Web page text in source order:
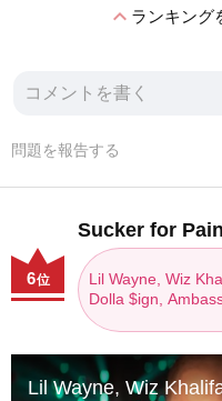
expand_lessランキング
問題を報告する
Sucker for Pain
Lil Wayne, Wiz
Dolla $ign,
6位
Lil Wayne, Wiz